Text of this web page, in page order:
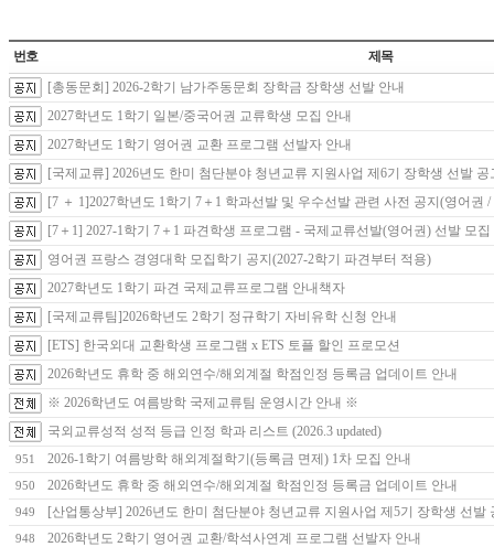
번호
제목
[총동문회] 2026-2학기 남가주동문회 장학금 장학생 선발 안내
2027학년도 1학기 일본/중국어권 교류학생 모집 안내
2027학년도 1학기 영어권 교환 프로그램 선발자 안내
[국제교류] 2026년도 한미 첨단분야 청년교류 지원사업 제6기 장학생 선발 공
[7 ＋ 1]2027학년도 1학기 7＋1 학과선발 및 우수선발 관련 사전 공지(영어권
[7＋1] 2027-1학기 7＋1 파견학생 프로그램 - 국제교류선발(영어권) 선발 모집
영어권 프랑스 경영대학 모집학기 공지(2027-2학기 파견부터 적용)
2027학년도 1학기 파견 국제교류프로그램 안내책자
[국제교류팀]2026학년도 2학기 정규학기 자비유학 신청 안내
[ETS] 한국외대 교환학생 프로그램 x ETS 토플 할인 프로모션
2026학년도 휴학 중 해외연수/해외계절 학점인정 등록금 업데이트 안내
※ 2026학년도 여름방학 국제교류팀 운영시간 안내 ※
국외교류성적 성적 등급 인정 학과 리스트 (2026.3 updated)
951 2026-1학기 여름방학 해외계절학기(등록금 면제) 1차 모집 안내
950 2026학년도 휴학 중 해외연수/해외계절 학점인정 등록금 업데이트 안내
949 [산업통상부] 2026년도 한미 첨단분야 청년교류 지원사업 제5기 장학생 선
948 2026학년도 2학기 영어권 교환/학석사연계 프로그램 선발자 안내